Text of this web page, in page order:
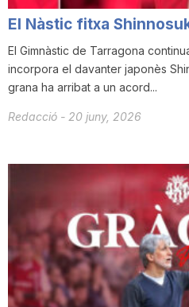
El Nàstic fitxa
El Gimnàstic de Tarragona
incorpora el davanter japonès
grana ha arribat a un acord...
Redacció - 20 juny, 2026